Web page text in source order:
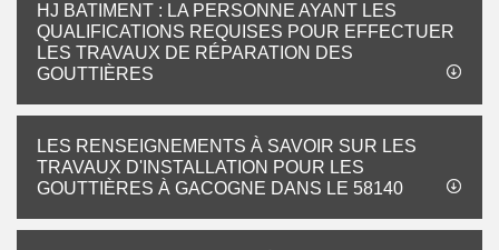
HJ BATIMENT : LA PERSONNE AYANT LES
QUALIFICATIONS REQUISES POUR EFFECTUER
LES TRAVAUX DE RÉPARATION DES
GOUTTIÈRES
LES RENSEIGNEMENTS À SAVOIR SUR LES
TRAVAUX D'INSTALLATION POUR LES
GOUTTIÈRES À GACOGNE DANS LE 58140